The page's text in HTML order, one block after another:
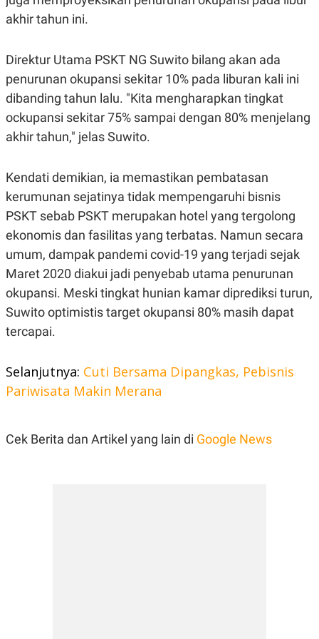
C
A
D
Y
L
E
A
.
D
L
A
N
G
A
N
C
E
A
K
K
I
N
E
E
M
I
T
N
E
P
A
E
D
V
R
I
N
E
D
akhir tahun ini.
Direktur Utama PSKT NG Suwito bilang akan ada
penurunan okupansi sekitar 10% pada liburan kali ini
dibanding tahun lalu. "Kita mengharapkan tingkat
ockupansi sekitar 75% sampai dengan 80% menjelang
akhir tahun," jelas Suwito.
Kendati demikian, ia memastikan pembatasan
kerumunan sejatinya tidak mempengaruhi bisnis
PSKT sebab PSKT merupakan hotel yang tergolong
ekonomis dan fasilitas yang terbatas. Namun secara
umum, dampak pandemi covid-19 yang terjadi sejak
Maret 2020 diakui jadi penyebab utama penurunan
okupansi. Meski tingkat hunian kamar diprediksi turun,
Suwito optimistis target okupansi 80% masih dapat
tercapai.
Selanjutnya: Cuti Bersama Dipangkas, Pebisnis
Pariwisata Makin Merana
Cek Berita dan Artikel yang lain di Google News